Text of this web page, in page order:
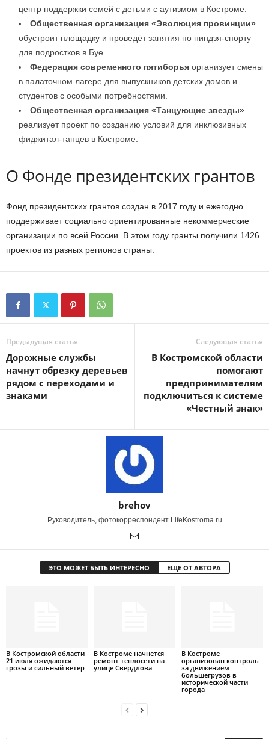
центр поддержки семей с детьми с аутизмом в Костроме.
Общественная организация «Эволюция провинции»
обустроит площадку и проведёт занятия по ниндзя-спорту
для подростков в Буе.
Федерация современного пятиборья организует смены
в палаточном лагере для выпускников детских домов и
студентов с особыми потребностями.
Общественная организация «Танцующие звезды»
реализует проект по созданию условий для инклюзивных
фиджитал-танцев в Костроме.
О Фонде президентских грантов
Фонд президентских грантов создан в 2017 году и ежегодно
поддерживает социально ориентированные некоммерческие
организации по всей России. В этом году гранты получили 1426
проектов из разных регионов страны.
Предыдущая статья
Дорожные службы
начнут обрезку деревьев
рядом с переходами и
знаками
Следующая статья
В Костромской области
помогают
предпринимателям
подключиться к системе
«Честный знак»
brehov
Руководитель, фотокорреспондент LifeKostroma.ru
ЭТО МОЖЕТ БЫТЬ ИНТЕРЕСНО ЕЩЕ ОТ АВТОРА
В Костромской области
21 июля ожидаются
грозы и сильный ветер
В Костроме начнется
ремонт теплосети на
улице Свердлова
В Костроме
организован контроль
за движением
большегрузов в
исторической части
города